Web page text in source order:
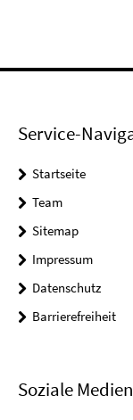
Service-
Startseite
Team
Sitemap
Impressum
Datenschutz
Barrierefreiheit
Soziale Medien